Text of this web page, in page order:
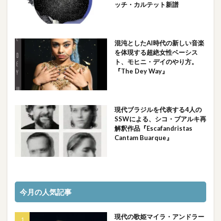
ッチ・カルテット新譜
混沌としたAI時代の新しい音楽
を体現する超絶女性ベーシス
ト、モヒニ・デイのやり方。
『The Dey Way』
現代ブラジルを代表する4人の
SSWによる、シコ・ブアルキ再
解釈作品『Escafandristas
Cantam Buarque』
今月の人気記事
現代の歌姫マイラ・アンドラー